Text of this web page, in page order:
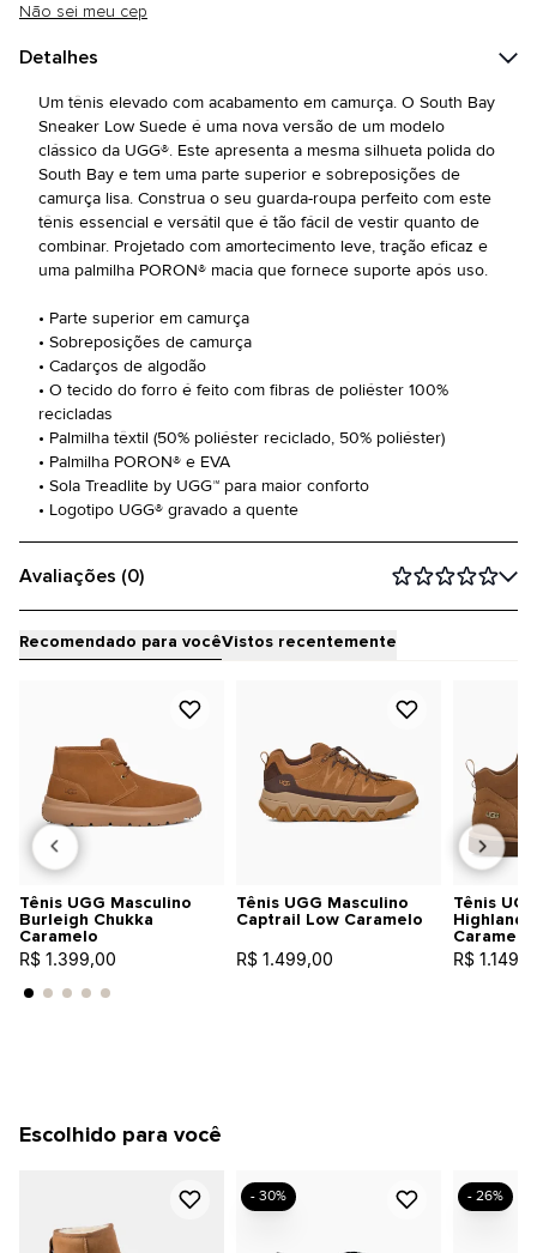
Não sei meu cep
Detalhes
Um tênis elevado com acabamento em camurça. O South Bay
Sneaker Low Suede é uma nova versão de um modelo
clássico da UGG®. Este apresenta a mesma silhueta polida do
South Bay e tem uma parte superior e sobreposições de
camurça lisa. Construa o seu guarda-roupa perfeito com este
tênis essencial e versátil que é tão fácil de vestir quanto de
combinar. Projetado com amortecimento leve, tração eficaz e
uma palmilha PORON® macia que fornece suporte após uso.
• Parte superior em camurça
• Sobreposições de camurça
• Cadarços de algodão
• O tecido do forro é feito com fibras de poliéster 100%
recicladas
• Palmilha têxtil (50% poliéster reciclado, 50% poliéster)
• Palmilha PORON® e EVA
• Sola Treadlite by UGG™ para maior conforto
• Logotipo UGG® gravado a quente
Avaliações (0)
Recomendado para vocêVistos recentemente
Tênis UGG Masculino
Burleigh Chukka
Caramelo
R$ 1.399,00
Tênis UGG Masculino
Captrail Low Caramelo
R$ 1.499,00
Tênis
Highland
Caramelo
R$
Escolhido para você
- 30% - 26%